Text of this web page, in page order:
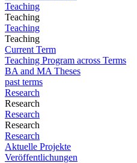
Teaching
Teaching
Teaching
Teaching
Current Term
Teaching Program across Terms
BA and MA Theses
past terms
Research
Research
Research
Research
Research
Aktuelle Projekte
Veröffentlichungen